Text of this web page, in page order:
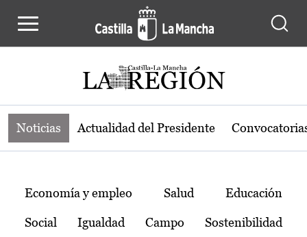
Noticias de la región de Castilla-La
Noticias Actualidad del Presidente
Temas
Economía y empleo Salud Educación
Social Igualdad Campo Sostenibilidad